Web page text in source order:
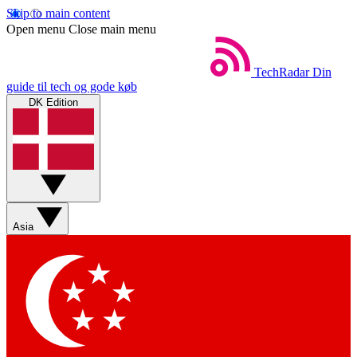
Skip to main content
Open menu Close main menu
TechRadar Din
guide til tech og gode køb
DK Edition
Asia